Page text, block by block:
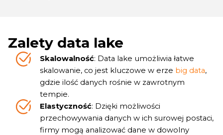
Zalety data lake
Skalowalność: Data lake umożliwia łatwe
skalowanie, co jest kluczowe w erze big data,
gdzie ilość danych rośnie w zawrotnym
tempie.
Elastyczność: Dzięki możliwości
przechowywania danych w ich surowej postaci,
firmy mogą analizować dane w dowolny